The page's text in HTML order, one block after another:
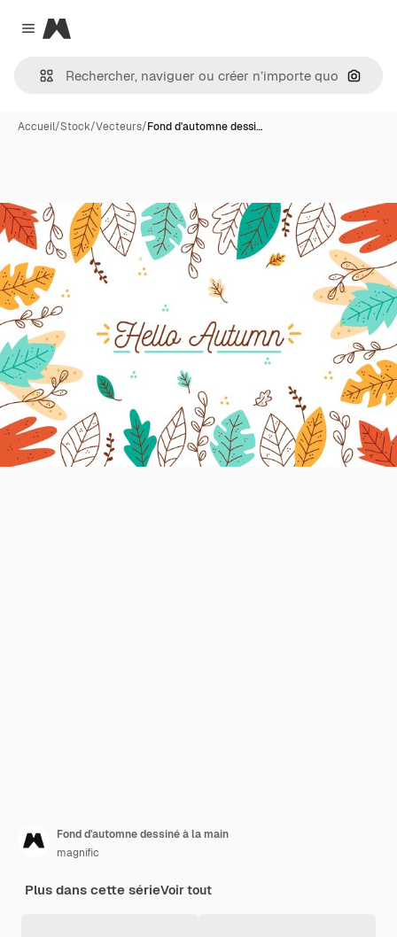
Close menu
Magnific
Accueil/Stock/Vecteurs/Fond d'automne dessi…
Fond d'automne dessiné à la main
magnific
Plus dans cette sérieVoir tout